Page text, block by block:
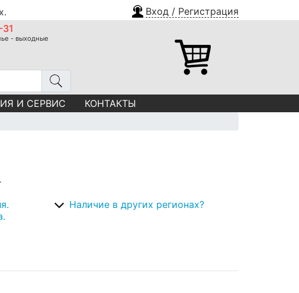
Вход / Регистрация
- выходные
И СЕРВИС КОНТАКТЫ
Наличие в других регионах?